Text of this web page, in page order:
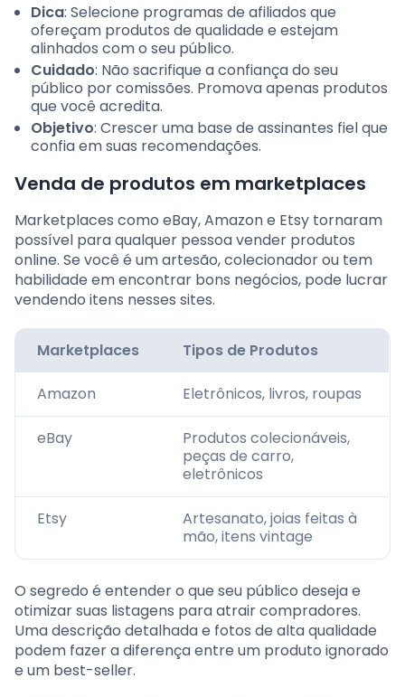
Dica: Selecione programas de afiliados que
ofereçam produtos de qualidade e estejam
alinhados com o seu público.
Cuidado: Não sacrifique a confiança do seu
público por comissões. Promova apenas produtos
que você acredita.
Objetivo: Crescer uma base de assinantes fiel que
confia em suas recomendações.
Venda de produtos em marketplaces
Marketplaces como eBay, Amazon e Etsy tornaram
possível para qualquer pessoa vender produtos
online. Se você é um artesão, colecionador ou tem
habilidade em encontrar bons negócios, pode lucrar
vendendo itens nesses sites.
Marketplaces Tipos de Produtos
Amazon Eletrônicos, livros, roupas
eBay
Produtos colecionáveis,
peças de carro,
eletrônicos
Etsy
Artesanato, joias feitas à
mão, itens vintage
O segredo é entender o que seu público deseja e
otimizar suas listagens para atrair compradores.
Uma descrição detalhada e fotos de alta qualidade
podem fazer a diferença entre um produto ignorado
e um best-seller.